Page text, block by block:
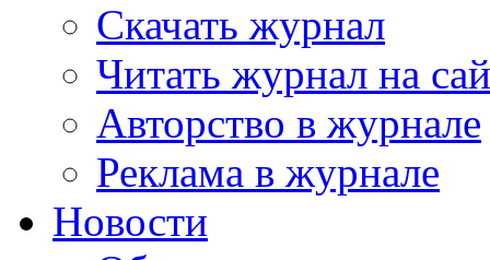
Скачать журнал
Читать журнал на
Авторство в журнале
Реклама в журнале
Новости